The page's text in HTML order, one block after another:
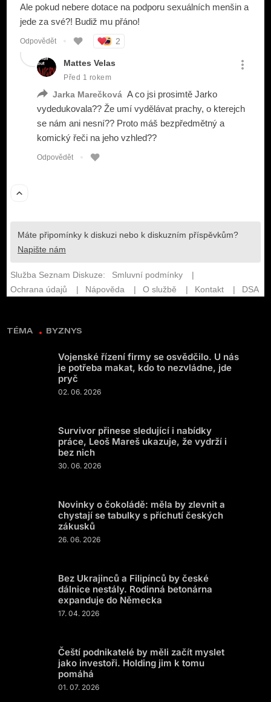
TÉMA BYZNYS
Vojenské řízení firmy se osvědčilo. U nás
je potřeba makat, kdo to nezvládne, jde
pryč
02. 06. 2026
Survivor přinese sledující i nabídky
práce, Leoš Mareš ukazuje, že vydrží i
bez nich
30. 06. 2026
Novinky o čokoládě: měla by zlevnit a
chystají se tabulky s příchutí českých
zákusků
26. 06. 2026
Bez Ukrajinců a Filipínců by české
dálnice nestály. Rodinná betonárna
expanduje do Německa
17. 04. 2026
Čeští podnikatelé by měli začít myslet
jako investoři. Holding jim k tomu
pomáhá
01. 07. 2026